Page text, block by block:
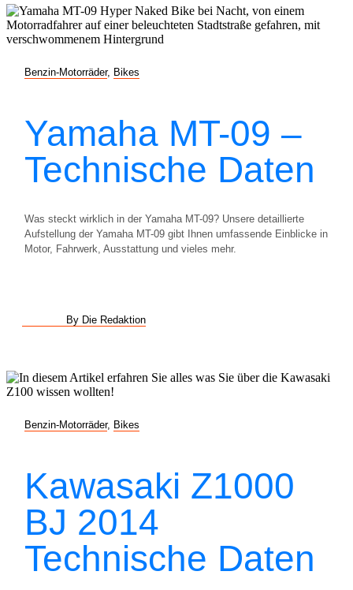
Benzin-Motorräder, Bikes
Yamaha MT-09 –
Technische Daten
Was steckt wirklich in der Yamaha MT-09? Unsere detaillierte
Aufstellung der Yamaha MT-09 gibt Ihnen umfassende Einblicke in
Motor, Fahrwerk, Ausstattung und vieles mehr.
By Die Redaktion
Benzin-Motorräder, Bikes
Kawasaki Z1000
BJ 2014
Technische Daten